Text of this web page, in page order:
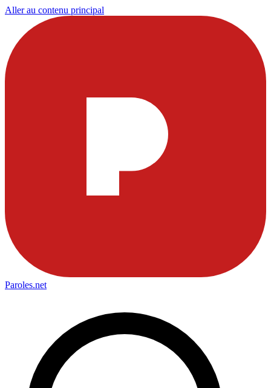
Aller au contenu principal
Paroles.net